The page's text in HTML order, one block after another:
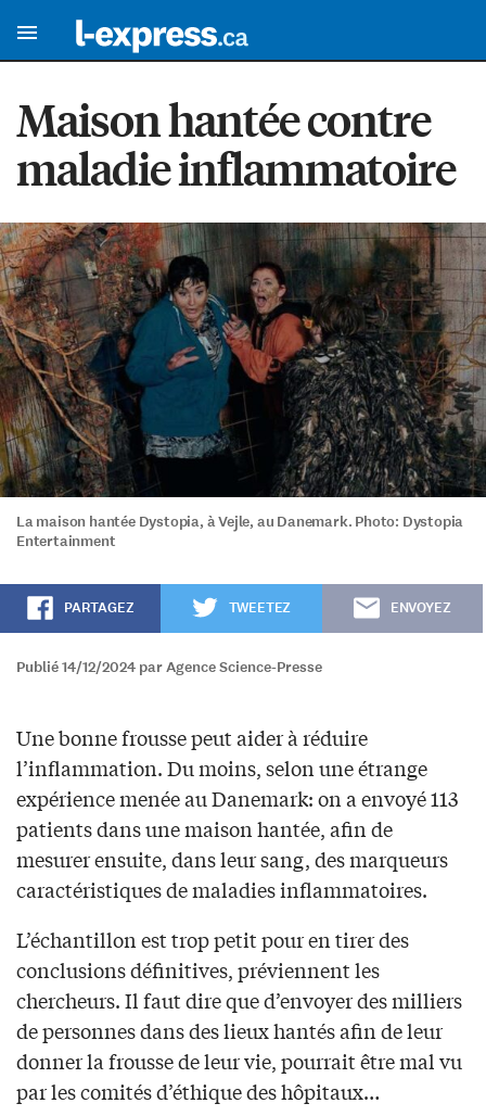
Maison hantée contre
maladie inflammatoire
La maison hantée Dystopia, à Vejle, au Danemark. Photo: Dystopia
Entertainment
PARTAGEZ TWEETEZ ENVOYEZ
Publié 14/12/2024 par Agence Science-Presse
Une bonne frousse peut aider à réduire
l’inflammation. Du moins, selon une étrange
expérience menée au Danemark: on a envoyé 113
patients dans une maison hantée, afin de
mesurer ensuite, dans leur sang, des marqueurs
caractéristiques de maladies inflammatoires.
L’échantillon est trop petit pour en tirer des
conclusions définitives, préviennent les
chercheurs. Il faut dire que d’envoyer des milliers
de personnes dans des lieux hantés afin de leur
donner la frousse de leur vie, pourrait être mal vu
par les comités d’éthique des hôpitaux…